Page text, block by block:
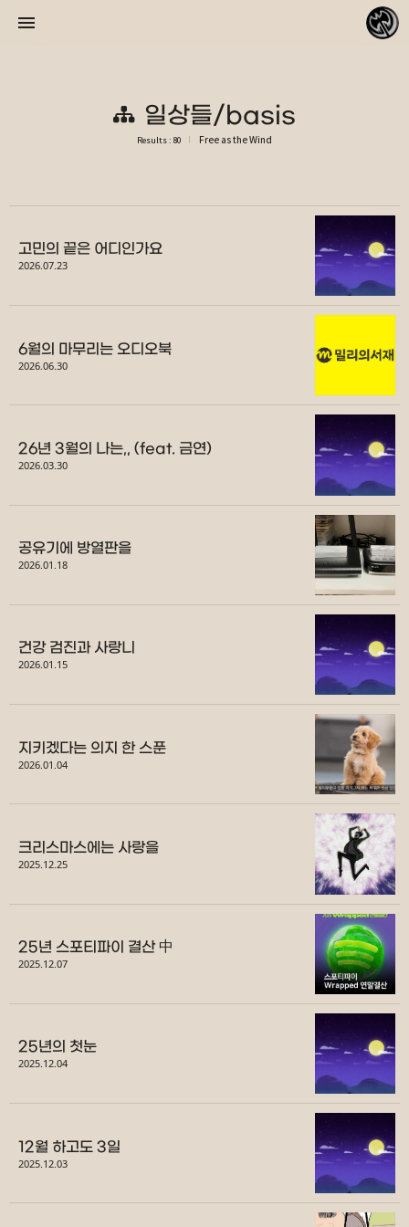
일상들/basis
Results : 80 Free as the Wind
고민의 끝은 어디인가요
2026.07.23
6월의 마무리는 오디오북
2026.06.30
26년 3월의 나는,, (feat. 금연)
2026.03.30
공유기에 방열판을
2026.01.18
건강 검진과 사랑니
2026.01.15
지키겠다는 의지 한 스푼
2026.01.04
크리스마스에는 사랑을
2025.12.25
25년 스포티파이 결산 中
2025.12.07
25년의 첫눈
2025.12.04
12월 하고도 3일
2025.12.03
바람처럼 자유롭게